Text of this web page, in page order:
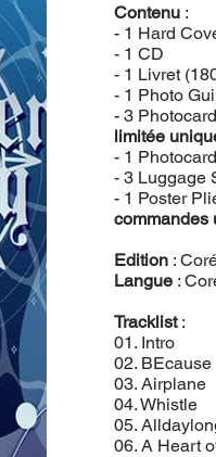
Contenu :
- 1 Hard
- 1 CD
- 1 Livret
- 1 Photo
- 3
limitée
- 1
- 3 Luggage
- 1 Poster
commandes
Edition :
Langue :
Tracklist:
01. Intro
02. BEcause
03. Airplane
04. Whistle
05.
06. A Heart